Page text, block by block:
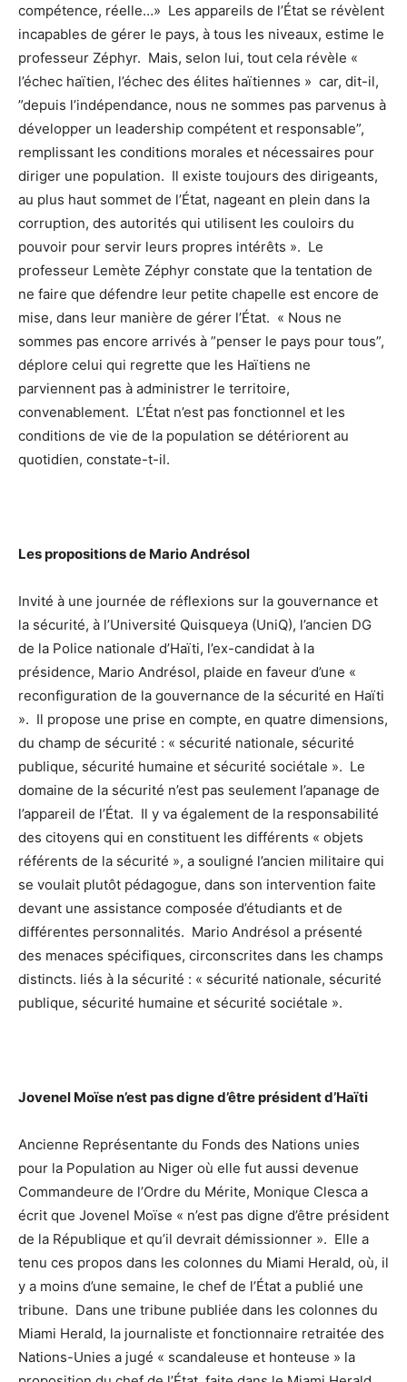
compétence, réelle…» Les appareils de l’État se révèlent
incapables de gérer le pays, à tous les niveaux, estime le
professeur Zéphyr. Mais, selon lui, tout cela révèle «
l’échec haïtien, l’échec des élites haïtiennes » car, dit-il,
”depuis l’indépendance, nous ne sommes pas parvenus à
développer un leadership compétent et responsable”,
remplissant les conditions morales et nécessaires pour
diriger une population. Il existe toujours des dirigeants,
au plus haut sommet de l’État, nageant en plein dans la
corruption, des autorités qui utilisent les couloirs du
pouvoir pour servir leurs propres intérêts ». Le
professeur Lemète Zéphyr constate que la tentation de
ne faire que défendre leur petite chapelle est encore de
mise, dans leur manière de gérer l’État. « Nous ne
sommes pas encore arrivés à ”penser le pays pour tous”,
déplore celui qui regrette que les Haïtiens ne
parviennent pas à administrer le territoire,
convenablement. L’État n’est pas fonctionnel et les
conditions de vie de la population se détériorent au
quotidien, constate-t-il.
Les propositions de Mario Andrésol
Invité à une journée de réflexions sur la gouvernance et
la sécurité, à l’Université Quisqueya (UniQ), l’ancien DG
de la Police nationale d’Haïti, l’ex-candidat à la
présidence, Mario Andrésol, plaide en faveur d’une «
reconfiguration de la gouvernance de la sécurité en Haïti
». Il propose une prise en compte, en quatre dimensions,
du champ de sécurité : « sécurité nationale, sécurité
publique, sécurité humaine et sécurité sociétale ». Le
domaine de la sécurité n’est pas seulement l’apanage de
l’appareil de l’État. Il y va également de la responsabilité
des citoyens qui en constituent les différents « objets
référents de la sécurité », a souligné l’ancien militaire qui
se voulait plutôt pédagogue, dans son intervention faite
devant une assistance composée d’étudiants et de
différentes personnalités. Mario Andrésol a présenté
des menaces spécifiques, circonscrites dans les champs
distincts. liés à la sécurité : « sécurité nationale, sécurité
publique, sécurité humaine et sécurité sociétale ».
Jovenel Moïse n’est pas digne d’être président d’Haïti
Ancienne Représentante du Fonds des Nations unies
pour la Population au Niger où elle fut aussi devenue
Commandeure de l’Ordre du Mérite, Monique Clesca a
écrit que Jovenel Moïse « n’est pas digne d’être président
de la République et qu’il devrait démissionner ». Elle a
tenu ces propos dans les colonnes du Miami Herald, où, il
y a moins d’une semaine, le chef de l’État a publié une
tribune. Dans une tribune publiée dans les colonnes du
Miami Herald, la journaliste et fonctionnaire retraitée des
Nations-Unies a jugé « scandaleuse et honteuse » la